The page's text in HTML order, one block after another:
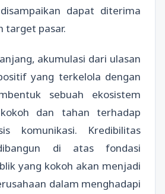
dapat diterima
target pasar.
akumulasi dari ulasan
yang terkelola dengan
sebuah ekosistem
dan tahan terhadap
komunikasi. Kredibilitas
di atas fondasi
yang kokoh akan menjadi
dalam menghadapi